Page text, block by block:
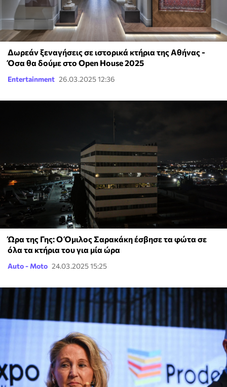
Δωρεάν ξεναγήσεις σε ιστορικά κτήρια της Αθήνας -
Όσα θα δούμε στο Open House 2025
Entertainment 26.03.2025 12:36
Ώρα της Γης: Ο Όμιλος Σαρακάκη έσβησε τα φώτα σε
όλα τα κτήρια του για μία ώρα
Auto - Moto 24.03.2025 15:25